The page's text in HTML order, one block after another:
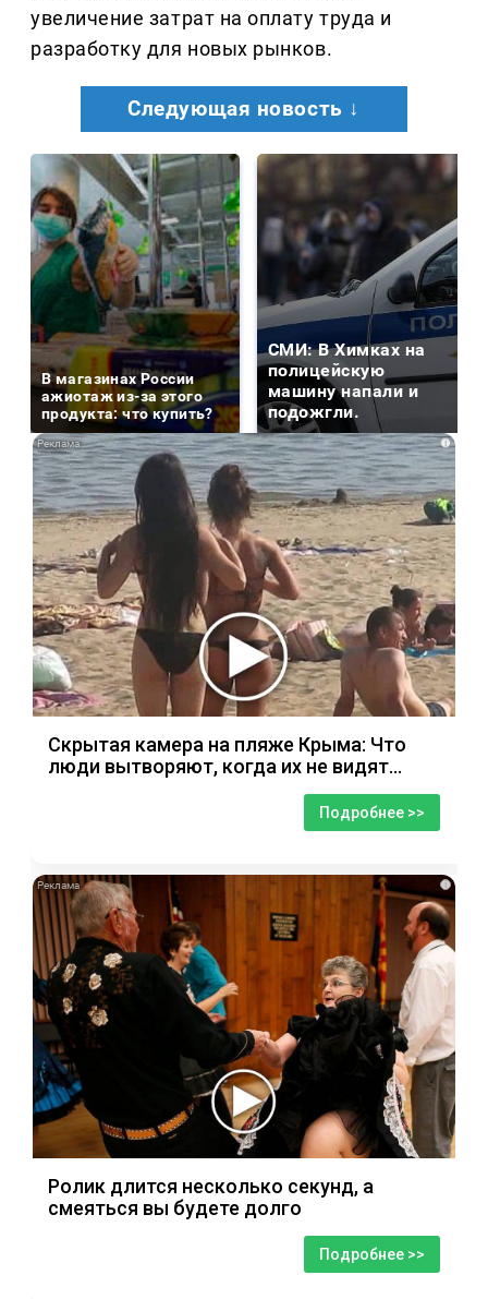
увеличение затрат на оплату труда и
разработку для новых рынков.
Следующая новость ↓
В магазинах России
ажиотаж из-за этого
продукта: что купить?
СМИ: В Химках на
полицейскую
машину напали и
подожгли.
i
Скрытая камера на пляже Крыма: Что
люди вытворяют, когда их не видят...
Подробнее >>
i
Ролик длится несколько секунд, а
смеяться вы будете долго
Подробнее >>